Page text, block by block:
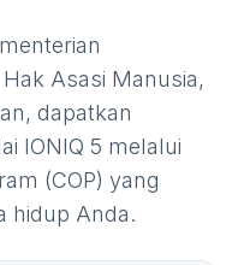
Asasi Manusia,
, dapatkan
IONIQ 5 melalui
(COP) yang
hidup Anda.